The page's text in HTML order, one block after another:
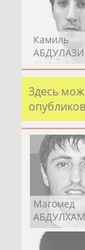
Камиль
Здесь
Магомед